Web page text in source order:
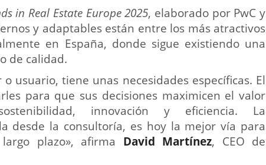
in Real Estate Europe 2025, elaborado por PwC y
y adaptables están entre los más atractivos
en España, donde sigue existiendo una
de calidad.
usuario, tiene unas necesidades específicas. El
para que sus decisiones maximicen el valor
innovación y eficiencia. La
desde la consultoría, es hoy la mejor vía para
plazo», afirma David Martínez, CEO de